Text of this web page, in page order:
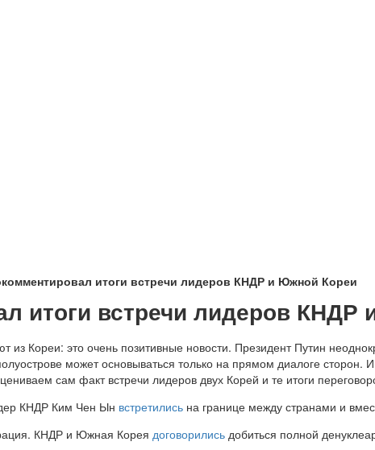
итоги встречи лидеров КНДР и Южной Кореи
итоги встречи лидеров
из Кореи: это очень позитивные новости. Президент Путин
может основываться только на прямом диалоге сторон.
сам факт встречи лидеров двух Корей и те итоги
КНДР Ким Чен Ын встретились на границе между странами и
КНДР и Южная Корея договорились добиться полной